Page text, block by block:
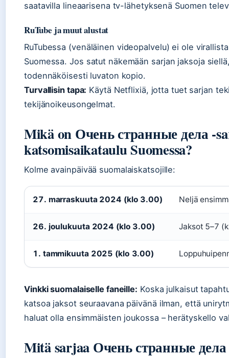
saatavilla lineaarisena tv-lähetyksenä Suomen
RuTube ja muut alustat
RuTubessa (venäläinen videopalvelu) ei ole
Suomessa. Jos satut näkemään sarjan jaksoja
todennäköisesti luvaton kopio.
Turvallisin tapa: Käytä Netflixiä, jotta tuet sarjan
tekijänoikeusongelmat.
Mikä on Очень странные дела -
katsomisaikataulu Suomessa?
Kolme avainpäivää suomalaiskatsojille:
27. marraskuuta 2024 (klo 3.00) Neljä
26. joulukuuta 2024 (klo 3.00) Jaksot 5–7
1. tammikuuta 2025 (klo 3.00)
Vinkki suomalaiselle faneille: Koska julkaisut
katsoa jaksot seuraavana päivänä ilman, että
haluat olla ensimmäisten joukossa – herätyskello
Mitä sarjaa Очень странные